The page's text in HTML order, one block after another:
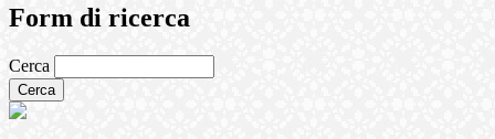
Form di ricerca
Cerca